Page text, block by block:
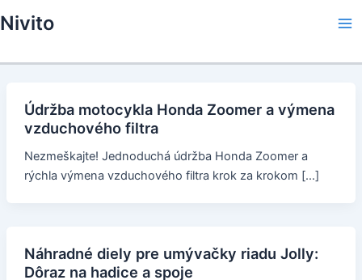
to
Nivito
Údržba motocykla Honda Zoomer a výmena
vzduchového filtra
Nezmeškajte! Jednoduchá údržba Honda Zoomer a
rýchla výmena vzduchového filtra krok za krokom […]
Náhradné diely pre umývačky riadu Jolly:
Dôraz na hadice a spoje